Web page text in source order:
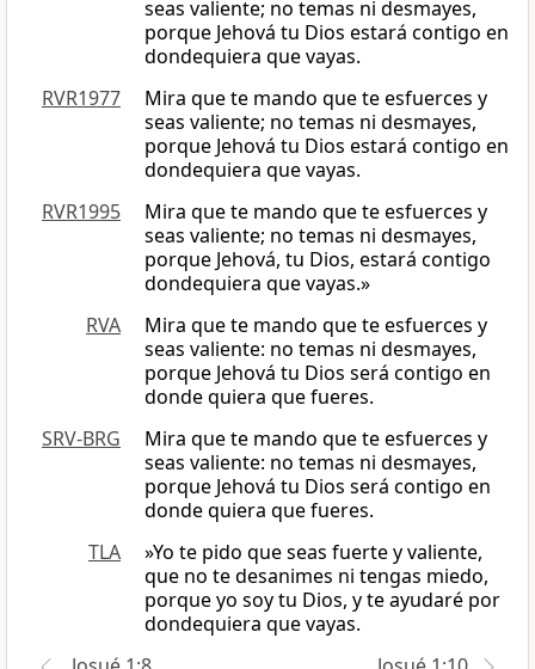
seas valiente; no temas ni desmayes,
porque Jehová tu Dios estará contigo en
dondequiera que vayas.
RVR1977
Mira que te mando que te esfuerces y
seas valiente; no temas ni desmayes,
porque Jehová tu Dios estará contigo en
dondequiera que vayas.
RVR1995
Mira que te mando que te esfuerces y
seas valiente; no temas ni desmayes,
porque Jehová, tu Dios, estará contigo
dondequiera que vayas.»
RVA
Mira que te mando que te esfuerces y
seas valiente: no temas ni desmayes,
porque Jehová tu Dios será contigo en
donde quiera que fueres.
SRV-BRG
Mira que te mando que te esfuerces y
seas valiente: no temas ni desmayes,
porque Jehová tu Dios será contigo en
donde quiera que fueres.
TLA
»Yo te pido que seas fuerte y valiente,
que no te desanimes ni tengas miedo,
porque yo soy tu Dios, y te ayudaré por
dondequiera que vayas.